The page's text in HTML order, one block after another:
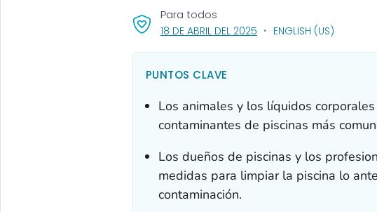
18 DE ABRIL DEL 2025, VISIT LINK FOR DETAILS.
ENGLISH (US)
Para todos
PUNTOS CLAVE
Los animales y los líquidos
contaminantes de piscinas más
Los dueños de piscinas y los
medidas para limpiar la piscina lo
contaminación.